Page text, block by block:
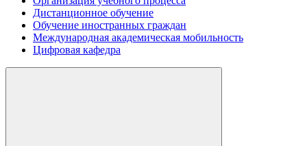
Дистанционное обучение
Обучение иностранных граждан
Международная академическая мобильность
Цифровая кафедра